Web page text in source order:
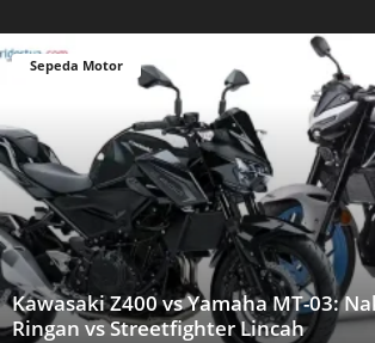
Sepeda Motor
Kawasaki Z400 vs Yamaha MT-03:
Ringan vs Streetfighter Lincah